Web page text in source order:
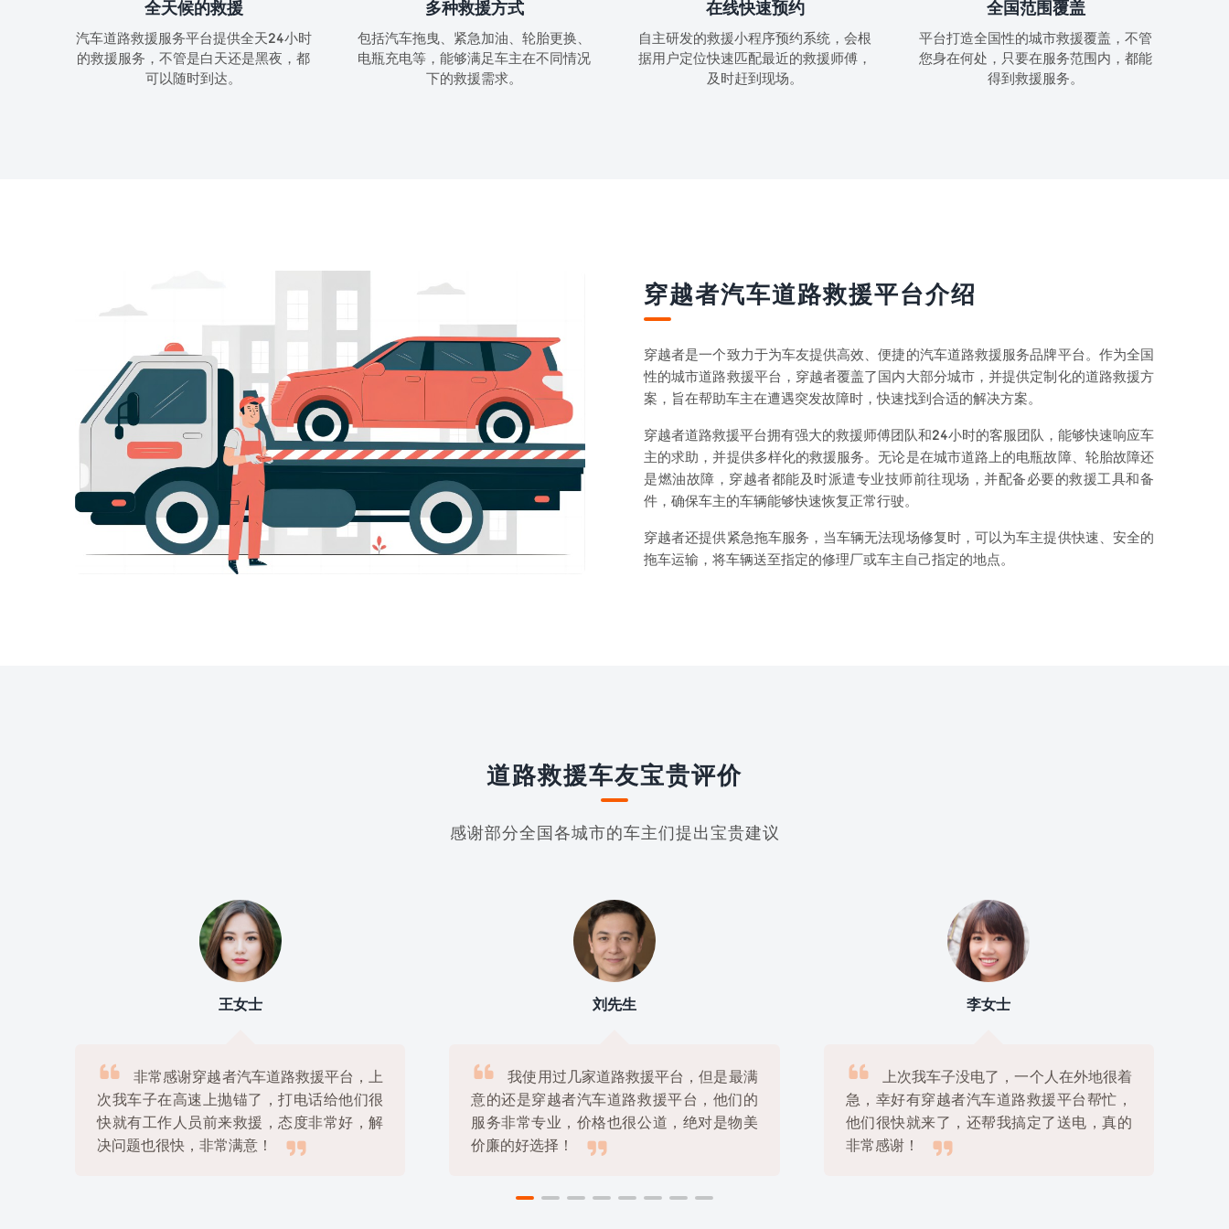
全天候的救援
汽车道路救援服务平台提供全天24小时
的救援服务，不管是白天还是黑夜，都
可以随时到达。
多种救援方式
包括汽车拖曳、紧急加油、轮胎更换、
电瓶充电等，能够满足车主在不同情况
下的救援需求。
在线快速预约
自主研发的救援小程序预约系统，会根
据用户定位快速匹配最近的救援师傅，
及时赶到现场。
全国范围覆盖
平台打造全国性的城市救援覆盖，不管
您身在何处，只要在服务范围内，都能
得到救援服务。
穿越者汽车道路救援平台介绍
穿越者是一个致力于为车友提供高效、便捷的汽车道路救援服务品牌平台。作为全国
性的城市道路救援平台，穿越者覆盖了国内大部分城市，并提供定制化的道路救援方
案，旨在帮助车主在遭遇突发故障时，快速找到合适的解决方案。
穿越者道路救援平台拥有强大的救援师傅团队和24小时的客服团队，能够快速响应车
主的求助，并提供多样化的救援服务。无论是在城市道路上的电瓶故障、轮胎故障还
是燃油故障，穿越者都能及时派遣专业技师前往现场，并配备必要的救援工具和备
件，确保车主的车辆能够快速恢复正常行驶。
穿越者还提供紧急拖车服务，当车辆无法现场修复时，可以为车主提供快速、安全的
拖车运输，将车辆送至指定的修理厂或车主自己指定的地点。
道路救援车友宝贵评价
感谢部分全国各城市的车主们提出宝贵建议
刘先生

我使用过几家道路救援平台，但是最满
意的还是穿越者汽车道路救援平台，他们的
服务非常专业，价格也很公道，绝对是物美
价廉的好选择！

李女士

上次我车子没电了，一个人在外地很着
急，幸好有穿越者汽车道路救援平台帮忙，
他们很快就来了，还帮我搞定了送电，真的
非常感谢！

宋女士

我老伴在山区开车走错了路，走到无人
区没油了还下了雨天，幸好穿越者汽车道路
救援平台接到电话后立刻派人来支援，真是
太感谢了！
